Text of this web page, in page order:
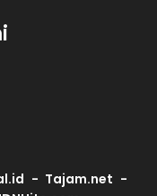
Tajam.net